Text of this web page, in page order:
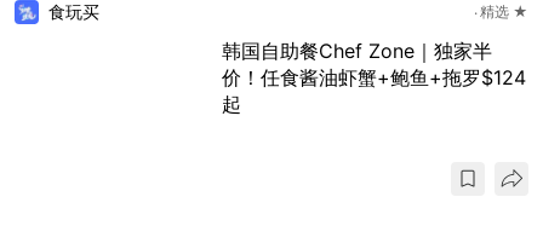
食玩买 精选 ★
韩国自助餐Chef Zone｜独家半
价！任食酱油虾蟹+鲍鱼+拖罗$124
起